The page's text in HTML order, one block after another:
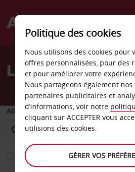
Welcome
AvisLocation de
AGENCE DE DÉPART
Sélectionnez une autre agence de
Politique des cookies
Nous utilisons des cookies pour
offres personnalisées, pour des
et pour améliorer votre
Nous partageons également nos
partenaires publicitaires et
d’informations, voir notre
cliquant sur ACCEPTER vous
utilisions des cookies.
GÉRER VOS